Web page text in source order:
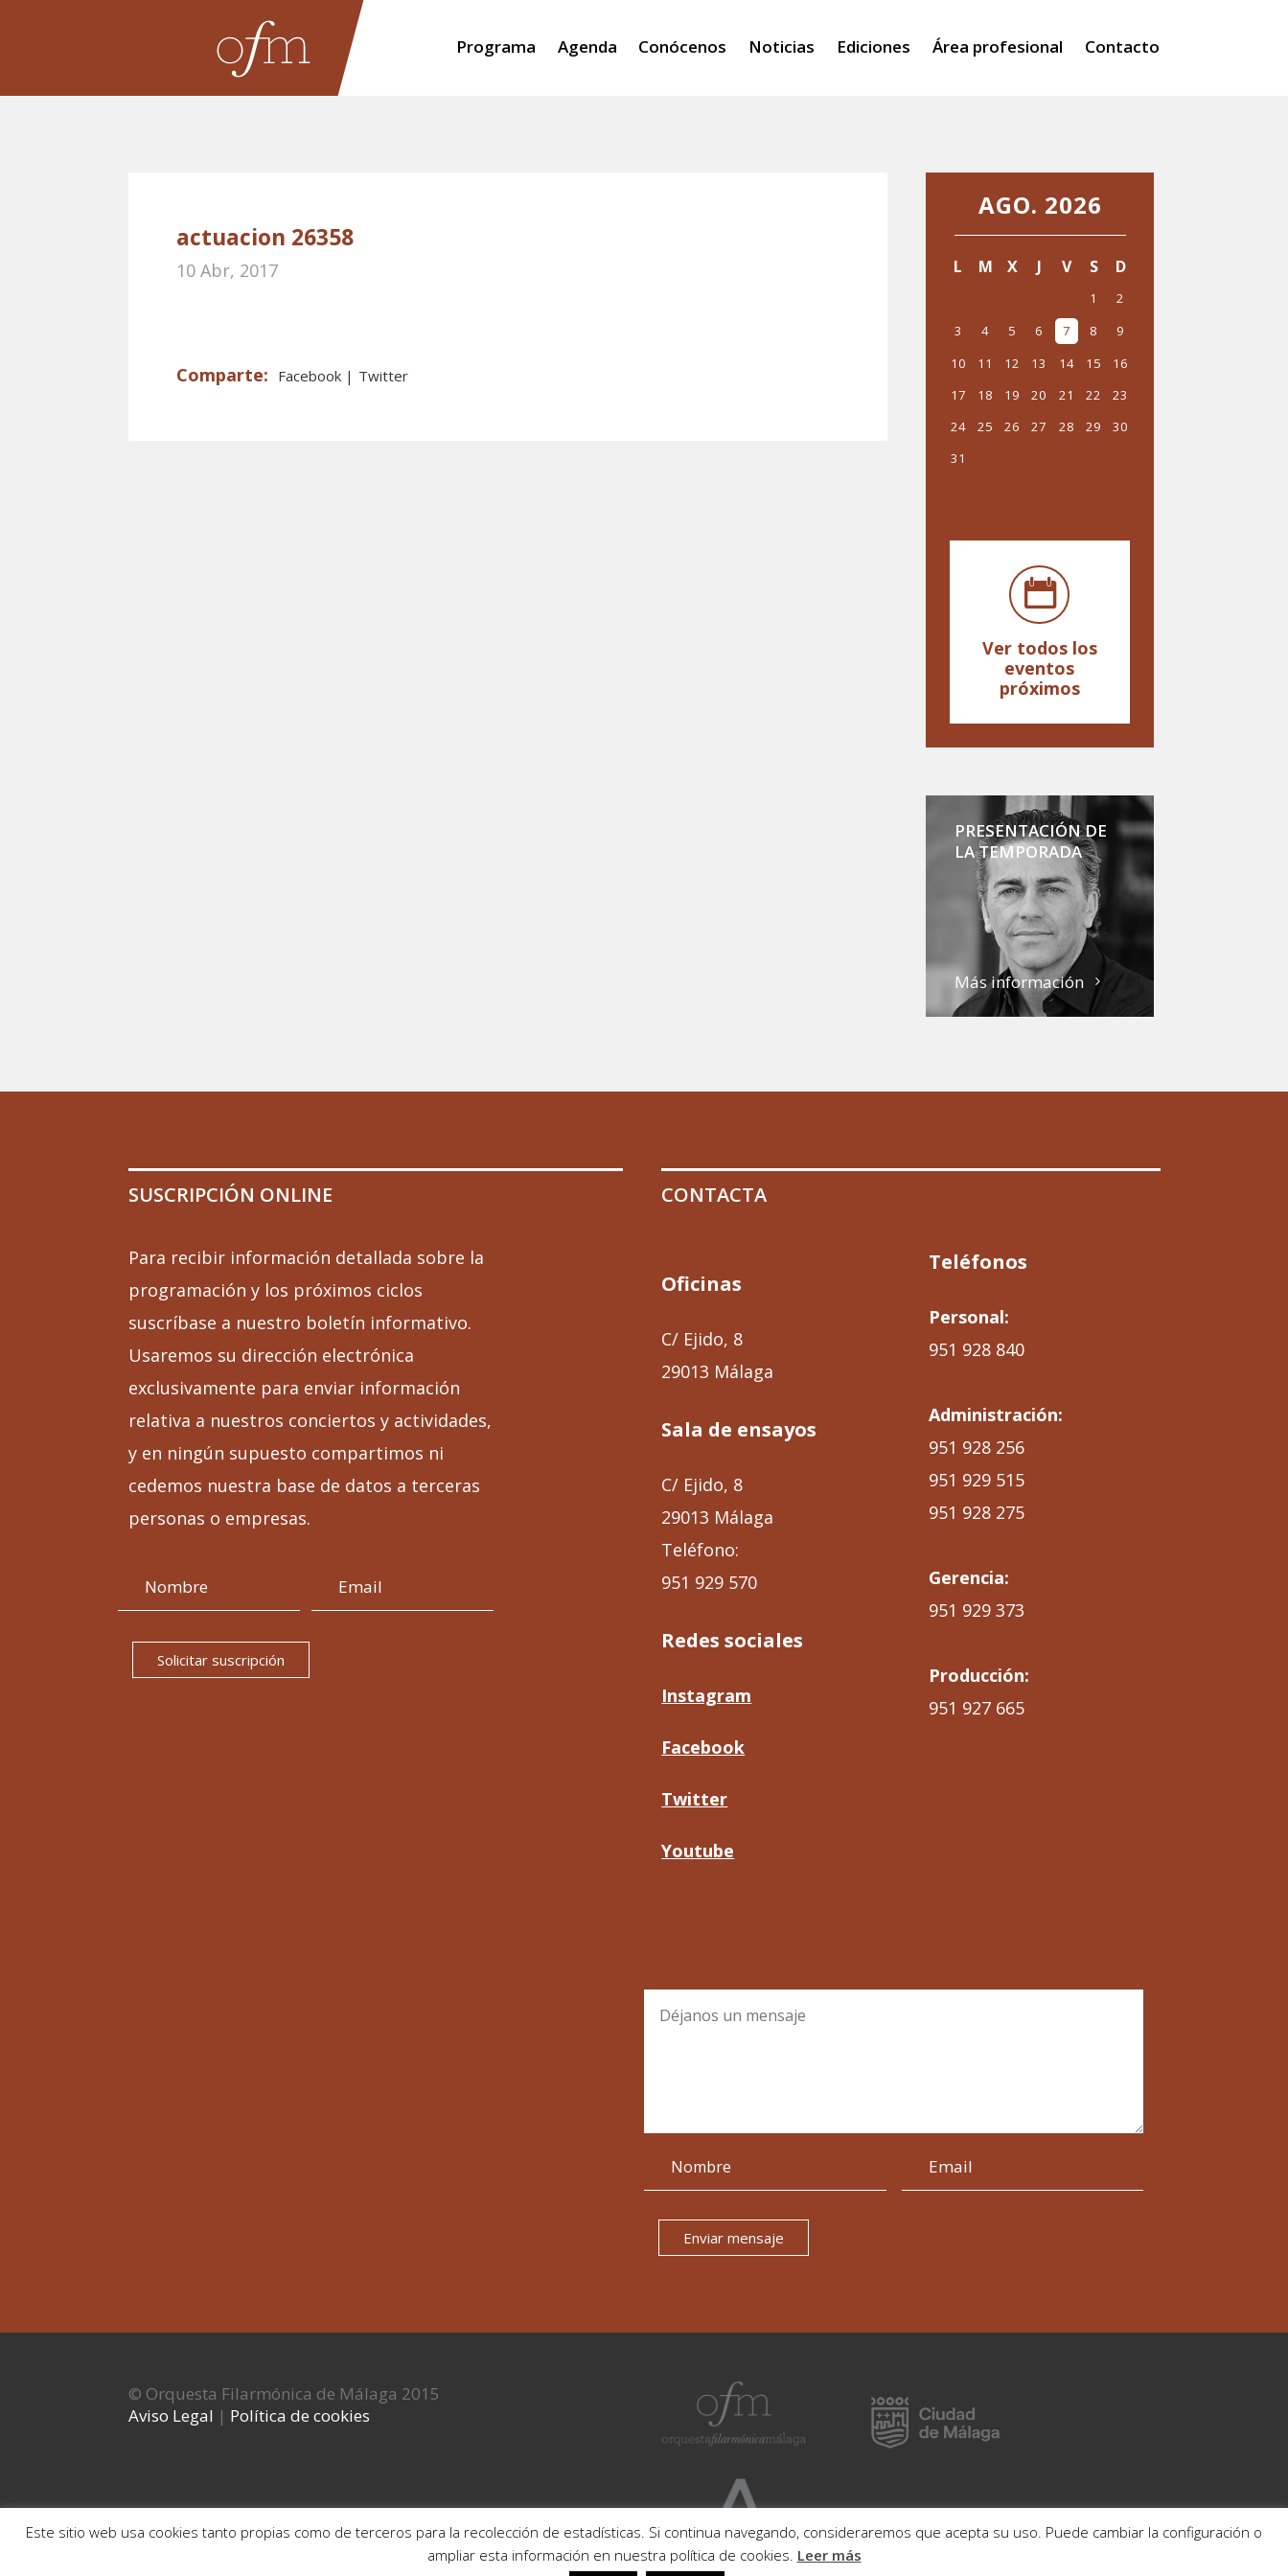
Programa Agenda Conócenos Noticias Ediciones Área profesional Contacto
actuacion 26358
10 Abr, 2017
Facebook Twitter
AGO. 2026
L M X J V S D
1
2
3
4 5 6 7 8
9
10
11 12 13 14 15
16
17
18 19 20 21 22
23
24
25 26 27 28 29
30
31
Ver todos los
eventos
próximos
PRESENTACIÓN DE
LA TEMPORADA
Más información
SUSCRIPCIÓN ONLINE
Para recibir información detallada sobre la
programación y los próximos ciclos
suscríbase a nuestro boletín informativo.
Usaremos su dirección electrónica
exclusivamente para enviar información
relativa a nuestros conciertos y actividades,
y en ningún supuesto compartimos ni
cedemos nuestra base de datos a terceras
personas o empresas.
Solicitar suscripción
CONTACTA
Oficinas
C/ Ejido, 8
29013 Málaga
Sala de ensayos
C/ Ejido, 8
29013 Málaga
Teléfono:
951 929 570
Redes sociales
Instagram
Facebook
Twitter
Youtube
Teléfonos
Personal:
951 928 840
Administración:
951 928 256
951 929 515
951 928 275
Gerencia:
951 929 373
Producción:
951 927 665
Enviar mensaje
© Orquesta Filarmónica de Málaga 2015
Aviso Legal | Política de cookies
Este sitio web usa cookies tanto propias como de terceros para la recolección de estadísticas. Si continua navegando, consideraremos que acepta su uso. Puede cambiar la configuración o
ampliar esta información en nuestra política de cookies. Leer más